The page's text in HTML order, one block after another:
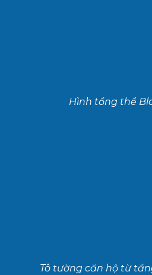
Hình tổng thể
Tô tường căn hộ từ